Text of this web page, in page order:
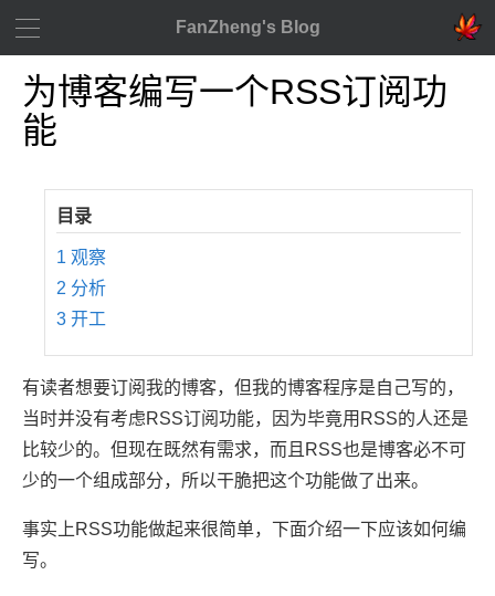
FanZheng's Blog
为博客编写一个RSS订阅功
能
1 观察
2 分析
3 开工
有读者想要订阅我的博客，但我的博客程序是自己写的，
当时并没有考虑RSS订阅功能，因为毕竟用RSS的人还是
比较少的。但现在既然有需求，而且RSS也是博客必不可
少的一个组成部分，所以干脆把这个功能做了出来。
事实上RSS功能做起来很简单，下面介绍一下应该如何编
写。